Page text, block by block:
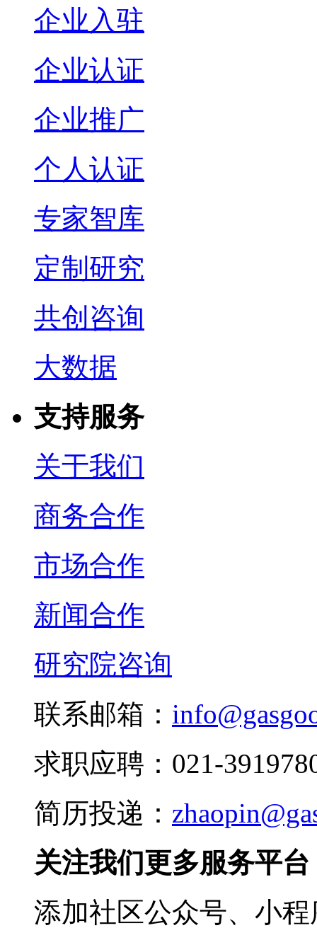
企业入驻
企业认证
企业推广
个人认证
专家智库
定制研究
共创咨询
大数据
支持服务
关于我们
商务合作
市场合作
新闻合作
研究院咨询
联系邮箱：
求职应聘：021-
简历投递：
关注我们更多服务平台
添加社区公众号、小